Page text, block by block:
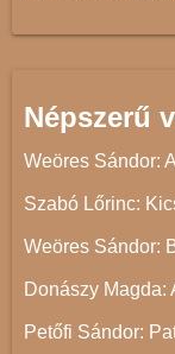
Népszerű
Weöres Sándor:
Szabó Lőrinc:
Weöres Sándor:
Donászy Magda:
Petőfi Sándor: